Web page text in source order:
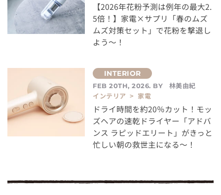
【2026年花粉予測は例年の最大2.
5倍！】家電×サプリ「春のムズ
ムズ対策セット」で花粉を撃退し
よう～！
FEB 20TH, 2026. BY
林美由紀
インテリア > 家電
ドライ時間を約20％カット！モッ
ズヘアの速乾ドライヤー「アドバ
ンス ラピッドエリート」がきっと
忙しい朝の救世主になる～！